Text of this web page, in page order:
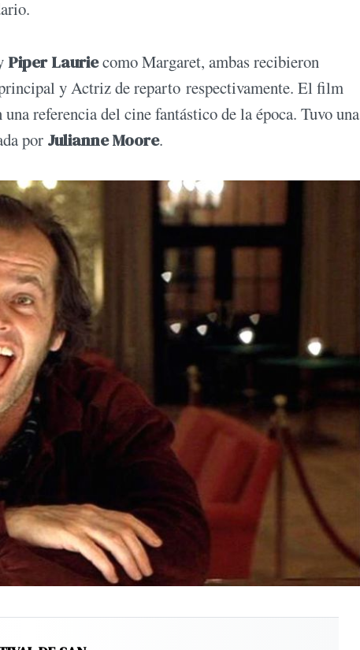
Piper Lauriecomo Margaret, ambas recibieron
y Actriz de reparto respectivamente. El film
referencia del cine fantástico de la época. Tuvo una
por Julianne Moore.